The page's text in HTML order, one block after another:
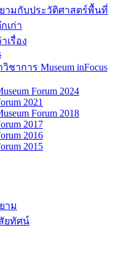
ามกับประวัติศาสตร์พื้นที่
เก่า
เรื่อง
ชาการ Museum inFocus
Forum 2024
2021
Forum 2018
2017
2016
2015
าม
ยทัศน์